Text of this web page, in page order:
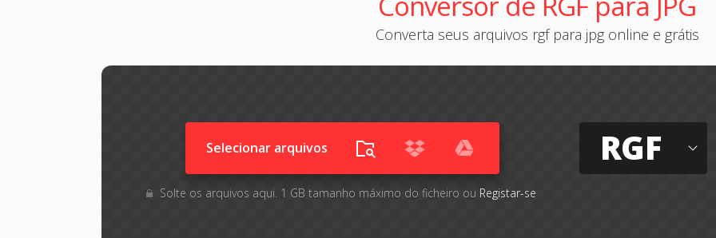
Converta seus arquivos rgf para jpg online e grátis
Selecionar arquivos
Solte os arquivos aqui. 1 GB tamanho máximo do ficheiro ou Registar-se
RGF